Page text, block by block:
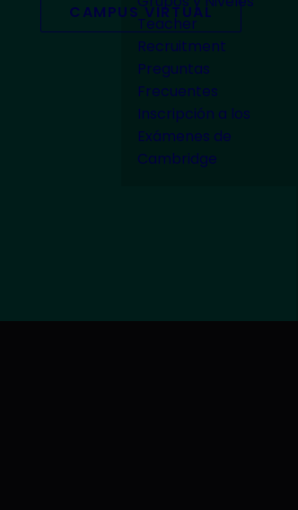
CAMPUS VIRTUAL
Teacher
Recruitment
Preguntas
Frecuentes
Inscripción a los
Exámenes de
Cambridge